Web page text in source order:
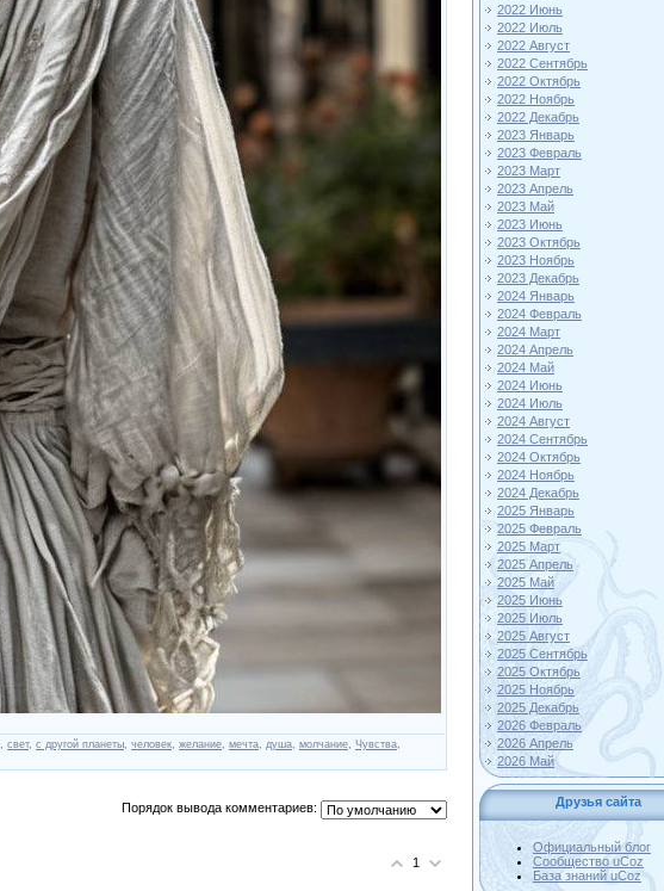
свет, с другой планеты человек желание мечта душа молчание Чувства
Порядок вывода комментариев:
1
2022 Июнь
2022 Июль
2022 Август
2022 Сентябрь
2022 Октябрь
2022 Ноябрь
2022 Декабрь
2023 Январь
2023 Февраль
2023 Март
2023 Апрель
2023 Май
2023 Июнь
2023 Октябрь
2023 Ноябрь
2023 Декабрь
2024 Январь
2024 Февраль
2024 Март
2024 Апрель
2024 Май
2024 Июнь
2024 Июль
2024 Август
2024 Сентябрь
2024 Октябрь
2024 Ноябрь
2024 Декабрь
2025 Январь
2025 Февраль
2025 Март
2025 Апрель
2025 Май
2025 Июнь
2025 Июль
2025 Август
2025 Сентябрь
2025 Октябрь
2025 Ноябрь
2025 Декабрь
2026 Февраль
2026 Апрель
2026 Май
Друзья сайта
Официальный блог
Сообщество uCoz
База знаний uCoz